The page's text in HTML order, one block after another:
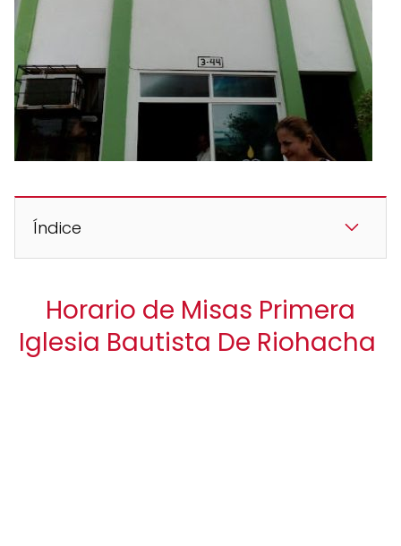
Índice
Horario de Misas Primera
Iglesia Bautista De Riohacha